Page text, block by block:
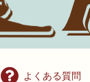
よくある質問